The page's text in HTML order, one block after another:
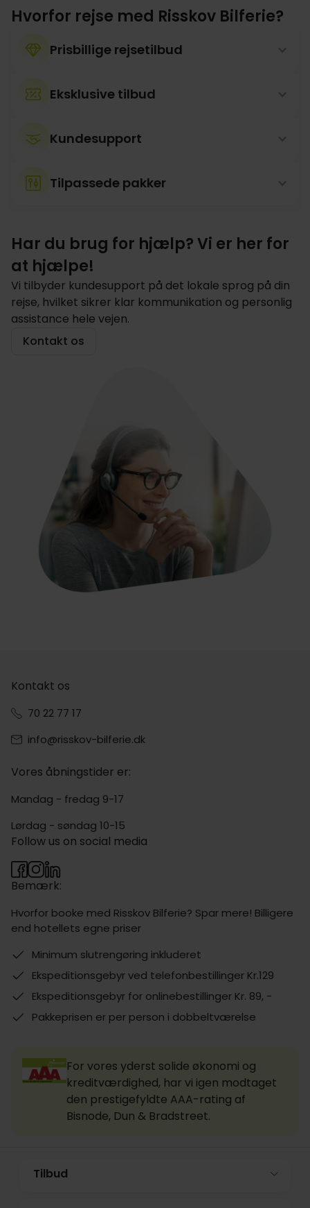
Hvorfor rejse med Risskov Bilferie?
Prisbillige rejsetilbud
Eksklusive tilbud
Kundesupport
Tilpassede pakker
Har du brug for hjælp? Vi er her for
at hjælpe!
Vi tilbyder kundesupport på det lokale sprog på din
rejse, hvilket sikrer klar kommunikation og personlig
assistance hele vejen.
Kontakt os
Kontakt os
70 22 77 17
info@risskov-bilferie.dk
Vores åbningstider er:
Mandag - fredag 9-17
Lørdag - søndag 10-15
Bemærk:
Hvorfor booke med Risskov Bilferie? Spar mere! Billigere
end hotellets egne priser
Minimum slutrengøring inkluderet
Ekspeditionsgebyr ved telefonbestillinger Kr.129
Ekspeditionsgebyr for onlinebestillinger Kr. 89, -
Pakkeprisen er per person i dobbeltværelse
Follow us on social media
For vores yderst solide økonomi og
kreditværdighed, har vi igen modtaget
den prestigefyldte AAA-rating af
Bisnode, Dun & Bradstreet.
Tilbud